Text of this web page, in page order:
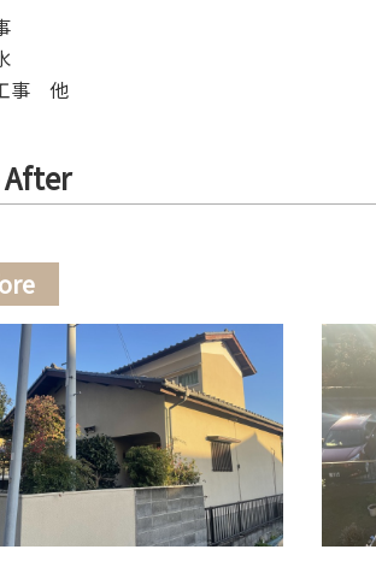
事 他
After